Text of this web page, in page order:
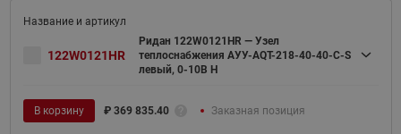
122W0121HR
Ридан 122W0121HR — Узел
теплоснабжения АУУ-AQT-218-40-40-C-S
левый, 0-10В H
В корзину ₽ 369 835.40 Заказная позиция